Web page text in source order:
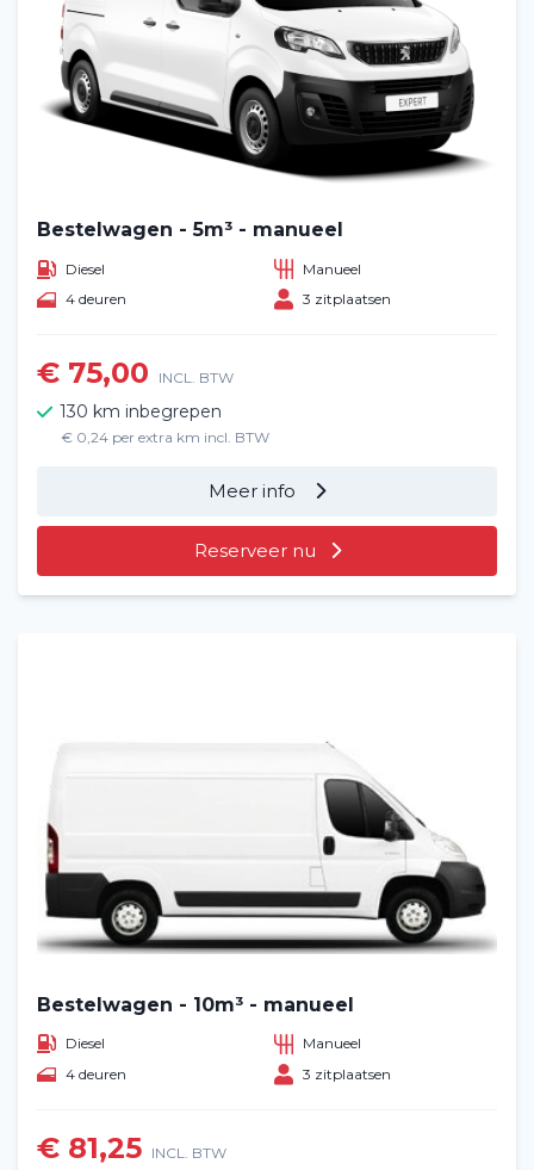
Bestelwagen - 5m³ - manueel
Diesel
Manueel
4 deuren
3 zitplaatsen
€ 75,00 INCL. BTW
130 km inbegrepen
€ 0,24 per extra km incl. BTW
Meer info
Reserveer nu
Bestelwagen - 10m³ - manueel
Diesel
Manueel
4 deuren
3 zitplaatsen
€ 81,25 INCL. BTW